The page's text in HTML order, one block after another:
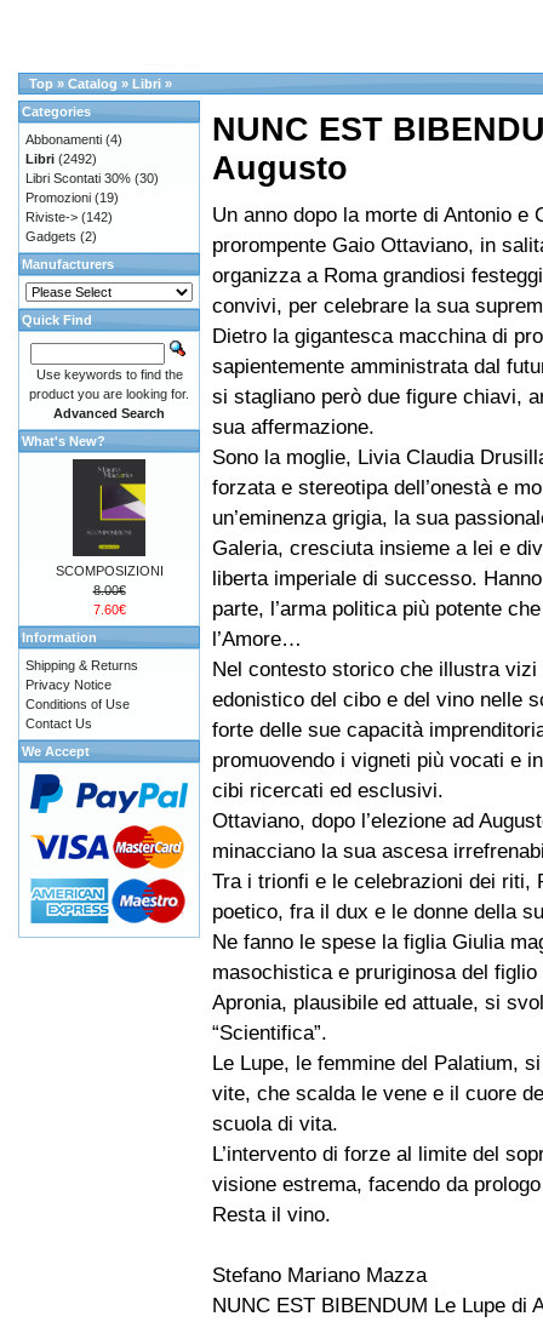
Top » Catalog » Libri »
NUNC EST
Augusto
Un anno dopo la morte di Antonio e
prorompente Gaio Ottaviano, in
organizza a Roma grandiosi
convivi, per celebrare la sua
Dietro la gigantesca macchina di
sapientemente amministrata dal
si stagliano però due figure chiavi,
sua affermazione.
Sono la moglie, Livia Claudia
forzata e stereotipa dell’onestà e
un’eminenza grigia, la sua
Galeria, cresciuta insieme a lei e
liberta imperiale di successo.
parte, l’arma politica più potente
l’Amore…
Nel contesto storico che illustra
edonistico del cibo e del vino nelle
forte delle sue capacità
promuovendo i vigneti più vocati e
cibi ricercati ed esclusivi.
Ottaviano, dopo l’elezione ad
minacciano la sua ascesa
Tra i trionfi e le celebrazioni dei riti,
poetico, fra il dux e le donne della
Ne fanno le spese la figlia Giulia
masochistica e pruriginosa del
Apronia, plausibile ed attuale, si
“Scientifica”.
Le Lupe, le femmine del Palatium,
vite, che scalda le vene e il cuore
scuola di vita.
L’intervento di forze al limite del
visione estrema, facendo da
Resta il vino.
Stefano Mariano Mazza
NUNC EST BIBENDUM Le Lupe di
Categories
Abbonamenti (4)
Libri (2492)
Libri Scontati 30% (30)
Promozioni (19)
Riviste-> (142)
Gadgets (2)
Manufacturers
Quick Find
Use keywords to find the
product you are looking for.
Advanced Search
What's New?
SCOMPOSIZIONI
8.00€
7.60€
Information
Shipping & Returns
Privacy Notice
Conditions of Use
Contact Us
We Accept